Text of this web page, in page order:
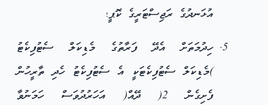
އުޅަނދުގެ ރަޖިސްޓަރީގެ ކޮޕީ؛
ހިދުމަތަށް އެދޭ ފަރާތުގެ މެޑިކަލް ސެޓުފިކެޓު
)މެޑިކަލް ސެޓުފިކެޓަކީ އެ ސެޓުފިކެޓު ހެދި ތާރީހުން
ފެށިގެން 2( ދޭއް( އަހަރުދުވަސް ހަމަނުވާ